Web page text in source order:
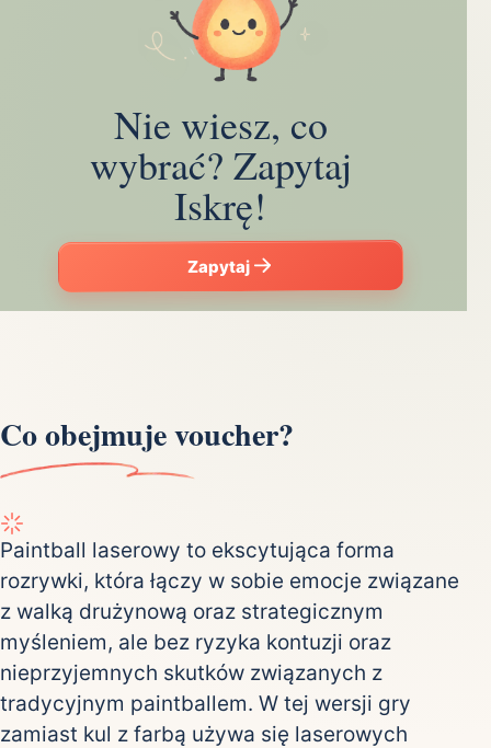
Nie wiesz, co
wybrać? Zapytaj
Iskrę!
Zapytaj
Co obejmuje voucher?
Paintball laserowy to ekscytująca forma
rozrywki, która łączy w sobie emocje związane
z walką drużynową oraz strategicznym
myśleniem, ale bez ryzyka kontuzji oraz
nieprzyjemnych skutków związanych z
tradycyjnym paintballem. W tej wersji gry
zamiast kul z farbą używa się laserowych